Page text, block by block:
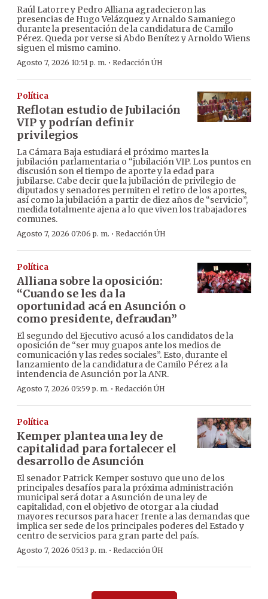
Raúl Latorre y Pedro Alliana agradecieron las
presencias de Hugo Velázquez y Arnaldo Samaniego
durante la presentación de la candidatura de Camilo
Pérez. Queda por verse si Abdo Benítez y Arnoldo Wiens
siguen el mismo camino.
Agosto 7, 2026 10:51 p. m. · Redacción ÚH
Política
Reflotan estudio de Jubilación
VIP y podrían definir
privilegios
La Cámara Baja estudiará el próximo martes la
jubilación parlamentaria o “jubilación VIP. Los puntos en
discusión son el tiempo de aporte y la edad para
jubilarse. Cabe decir que la jubilación de privilegio de
diputados y senadores permiten el retiro de los aportes,
así como la jubilación a partir de diez años de “servicio”,
medida totalmente ajena a lo que viven los trabajadores
comunes.
Agosto 7, 2026 07:06 p. m. · Redacción ÚH
Política
Alliana sobre la oposición:
“Cuando se les da la
oportunidad acá en Asunción o
como presidente, defraudan”
El segundo del Ejecutivo acusó a los candidatos de la
oposición de “ser muy guapos ante los medios de
comunicación y las redes sociales”. Esto, durante el
lanzamiento de la candidatura de Camilo Pérez a la
intendencia de Asunción por la ANR.
Agosto 7, 2026 05:59 p. m. · Redacción ÚH
Política
Kemper plantea una ley de
capitalidad para fortalecer el
desarrollo de Asunción
El senador Patrick Kemper sostuvo que uno de los
principales desafíos para la próxima administración
municipal será dotar a Asunción de una ley de
capitalidad, con el objetivo de otorgar a la ciudad
mayores recursos para hacer frente a las demandas que
implica ser sede de los principales poderes del Estado y
centro de servicios para gran parte del país.
Agosto 7, 2026 05:13 p. m. · Redacción ÚH